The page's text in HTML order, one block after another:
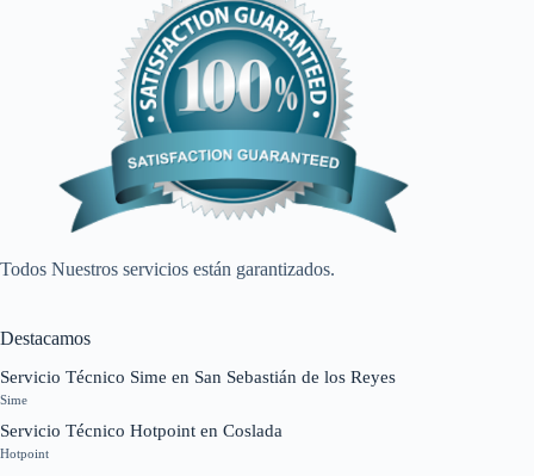
Todos Nuestros servicios están garantizados.
Destacamos
Servicio Técnico Sime en San Sebastián de los Reyes
Sime
Servicio Técnico Hotpoint en Coslada
Hotpoint